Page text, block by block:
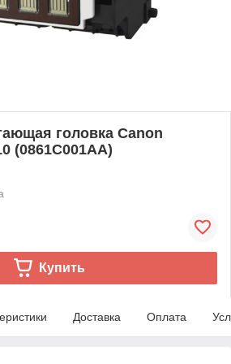
головка Canon
(0861C001AA)
Купить
Доставка Оплата